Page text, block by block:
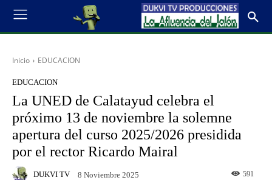
Inicio EDUCACION
EDUCACION
La UNED de Calatayud celebra el
próximo 13 de noviembre la solemne
apertura del curso 2025/2026 presidida
por el rector Ricardo Mairal
DUKVI TV 8 Noviembre 2025 591